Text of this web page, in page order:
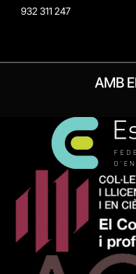
932 311 247
AMB